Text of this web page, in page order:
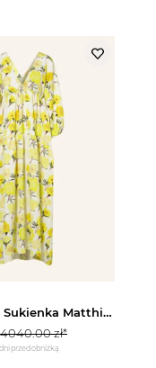
Bernadette Sukienka Matthieu gelb
4040.00zł*
przed obniżką